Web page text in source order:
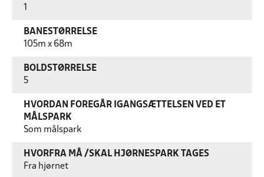
BANESTØRRELSE
105m x 68m
BOLDSTØRRELSE
5
HVORDAN FOREGÅR IGANGSÆTTELSEN VED ET
MÅLSPARK
Som målspark
HVORFRA MÅ /SKAL HJØRNESPARK TAGES
Fra hjørnet